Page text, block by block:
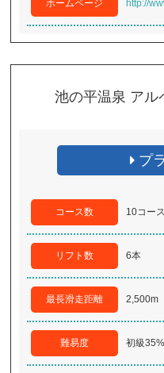
ホームページ http://
池の平温泉 アル
プ
コース数 10コース
リフト数 6本
最長滑走距離 2,500m
難易度 初級